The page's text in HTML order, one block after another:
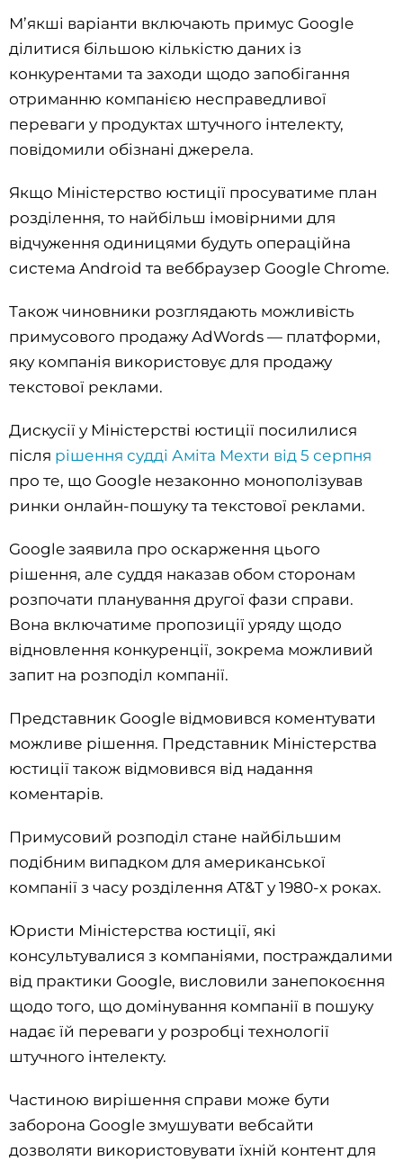
М’якші варіанти включають примус Google
ділитися більшою кількістю даних із
конкурентами та заходи щодо запобігання
отриманню компанією несправедливої
переваги у продуктах штучного інтелекту,
повідомили обізнані джерела.
Якщо Міністерство юстиції просуватиме план
розділення, то найбільш імовірними для
відчуження одиницями будуть операційна
система Android та веббраузер Google Chrome.
Також чиновники розглядають можливість
примусового продажу AdWords — платформи,
яку компанія використовує для продажу
текстової реклами.
Дискусії у Міністерстві юстиції посилилися
після рішення судді Аміта Мехти від 5 серпня
про те, що Google незаконно монополізував
ринки онлайн-пошуку та текстової реклами.
Google заявила про оскарження цього
рішення, але суддя наказав обом сторонам
розпочати планування другої фази справи.
Вона включатиме пропозиції уряду щодо
відновлення конкуренції, зокрема можливий
запит на розподіл компанії.
Представник Google відмовився коментувати
можливе рішення. Представник Міністерства
юстиції також відмовився від надання
коментарів.
Примусовий розподіл стане найбільшим
подібним випадком для американської
компанії з часу розділення AT&T у 1980-х роках.
Юристи Міністерства юстиції, які
консультувалися з компаніями, постраждалими
від практики Google, висловили занепокоєння
щодо того, що домінування компанії в пошуку
надає їй переваги у розробці технології
штучного інтелекту.
Частиною вирішення справи може бути
заборона Google змушувати вебсайти
дозволяти використовувати їхній контент для